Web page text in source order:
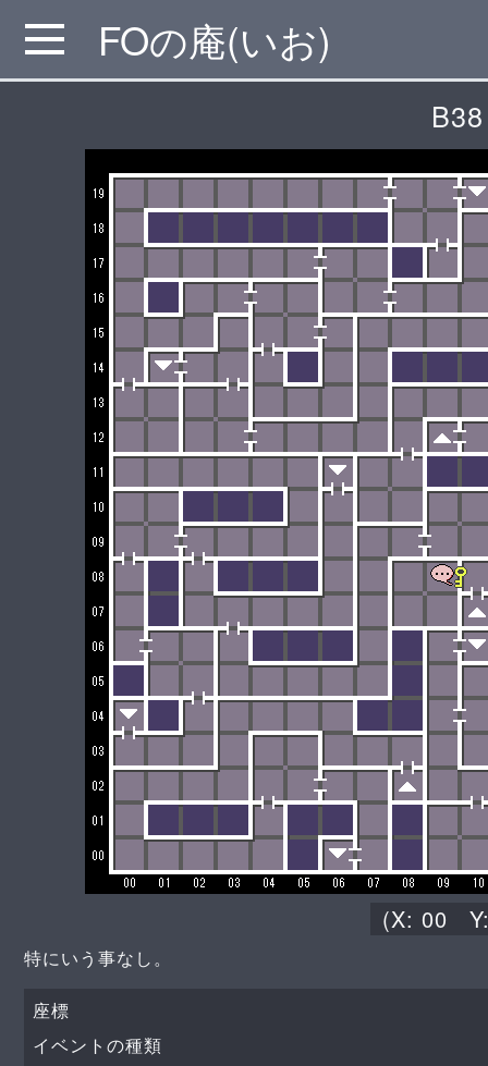
MENU FOの庵(いお)
B38
(X: 00
特にいう事なし。
座標
イベントの種類